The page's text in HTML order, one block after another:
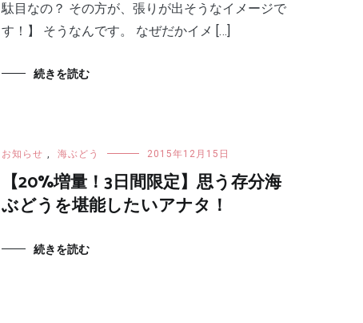
駄目なの？ その方が、張りが出そうなイメージで
す！】 そうなんです。 なぜだかイメ […]
続きを読む
お知らせ , 海ぶどう 2015年12月15日
【20%増量！3日間限定】思う存分海
ぶどうを堪能したいアナタ！
続きを読む